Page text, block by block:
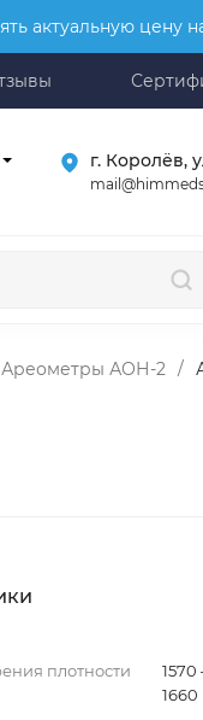
актуальную цену
г. Королёв,
Ареометры АОН-2 /
плотности
1660